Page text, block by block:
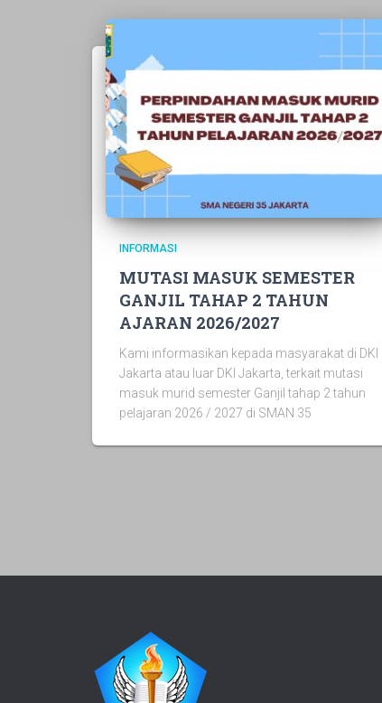
INFORMASI
MUTASI MASUK SEMESTER
GANJIL TAHAP 2 TAHUN
AJARAN 2026/2027
Kami informasikan kepada masyarakat di DKI
Jakarta atau luar DKI Jakarta, terkait mutasi
masuk murid semester Ganjil tahap 2 tahun
pelajaran 2026 / 2027 di SMAN 35